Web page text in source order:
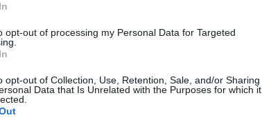
opt-out of processing my Personal Data for Targeted
opt-out of Collection, Use, Retention, Sale, and/or Sharing
Data that Is Unrelated with the Purposes for which it
árak